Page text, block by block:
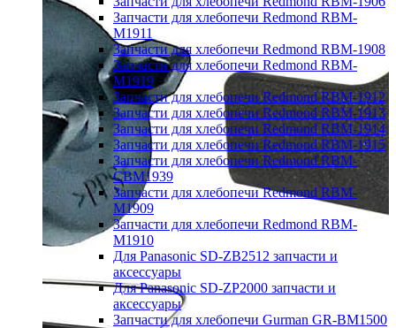
Запчасти для хлебопечи Redmond RBM-
M1911
Запчасти для хлебопечи Redmond RBM-1908
Запчасти для хлебопечи Redmond RBM-
M1919
Запчасти для хлебопечи Redmond RBM-1912
Запчасти для хлебопечи Redmond RBM-1913
Запчасти для хлебопечи Redmond RBM-1914
Запчасти для хлебопечи Redmond RBM-1915
Запчасти для хлебопечи Redmond RBM-
CBM1939
Запчасти для хлебопечи Redmond RBM-
M1909
Запчасти для хлебопечи Redmond RBM-
M1910
Для Panasonic SD-ZB2512 запчасти и
аксессуары
Для Panasonic SD-ZP2000 запчасти и
аксессуары
Запчасти для хлебопечи Gurman GR-BM1500